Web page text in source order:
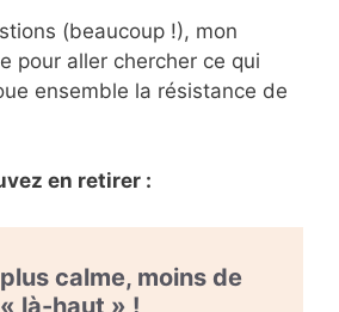
(beaucoup !), mon
pour aller chercher ce qui
ensemble la résistance de
en retirer :
calme, moins de
là-haut » !